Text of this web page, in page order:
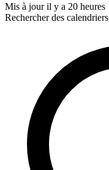
Mis à jour il y a 20 heures
Rechercher des calendriers